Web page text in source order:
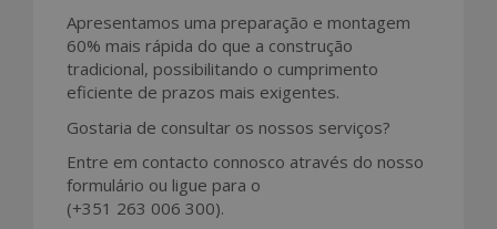
Apresentamos uma preparação e montagem
60% mais rápida do que a construção
tradicional, possibilitando o cumprimento
eficiente de prazos mais exigentes.
Gostaria de consultar os nossos serviços?
Entre em contacto connosco através do nosso
formulário ou ligue para o
(+351 263 006 300).